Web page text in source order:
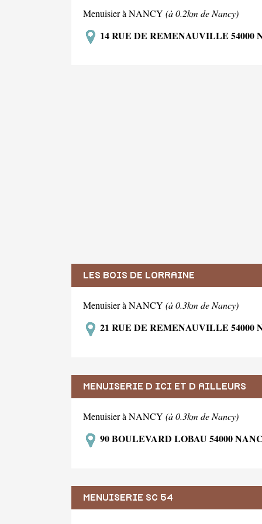
Menuisier à NANCY (à 0.2km de Nancy)
14 RUE DE REMENAUVILLE 54000
LES BOIS DE LORRAINE
Menuisier à NANCY (à 0.3km de Nancy)
21 RUE DE REMENAUVILLE 54000
MENUISERIE D ICI ET D AILLEURS
Menuisier à NANCY (à 0.3km de Nancy)
90 BOULEVARD LOBAU 54000
MENUISERIE SC 54